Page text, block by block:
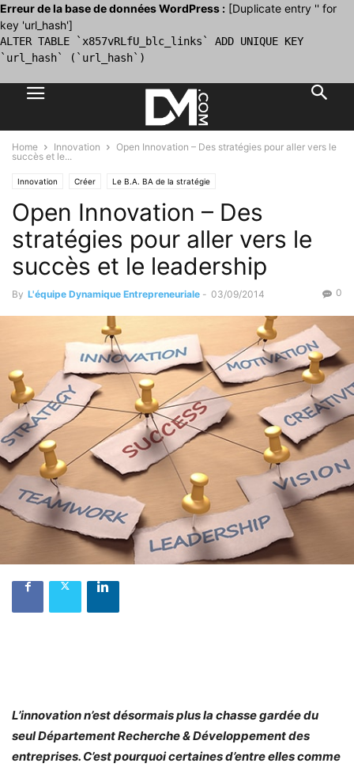
Erreur de la base de données WordPress : [Duplicate entry '' for
key 'url_hash']
ALTER TABLE `x857vRLfU_blc_links` ADD UNIQUE KEY
`url_hash` (`url_hash`)
Home Innovation
Open Innovation – Des stratégies pour aller vers le
succès et le...
Innovation Créer Le B.A. BA de la stratégie
Open Innovation – Des
stratégies pour aller vers le
succès et le leadership
By L'équipe Dynamique Entrepreneuriale - 03/09/2014 0
L’innovation n’est désormais plus la chasse gardée du
seul Département Recherche & Développement des
entreprises. C’est pourquoi certaines d’entre elles comme